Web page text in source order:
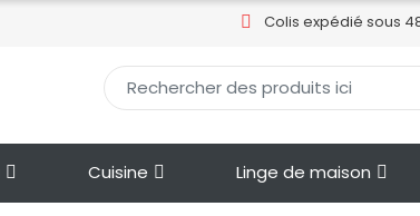
Colis expédié sous
Cuisine Linge de maison